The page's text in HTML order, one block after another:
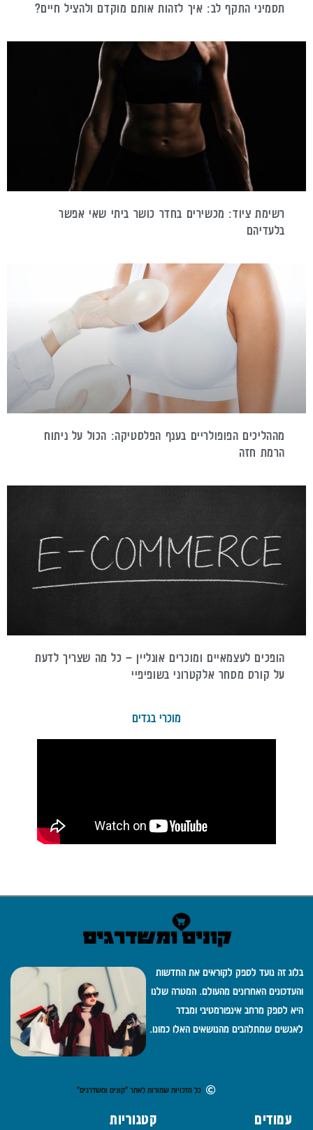
תסמיני התקף לב: איך לזהות אותם מוקדם ולהציל חיים?
רשימת ציוד: מכשירים בחדר כושר ביתי שאי אפשר
בלעדיהם
מההליכים הפופולריים בענף הפלסטיקה: הכול על ניתוח
הרמת חזה
הופכים לעצמאיים ומוכרים אונליין – כל מה שצריך לדעת
על קורס מסחר אלקטרוני בשופיפיי
מוכרי בגדים
בלוג זה נועד לספק לקוראים את החדשות
והעדכונים האחרונים מהעולם. המטרה שלנו
היא לספק מרחב אינפורמטיבי ומבדר
לאנשים שמתלהבים מהנושאים האלו כמונו.
כל הזכויות שמורות לאתר "קונים ומשדרגים"
עמודים קטגוריות